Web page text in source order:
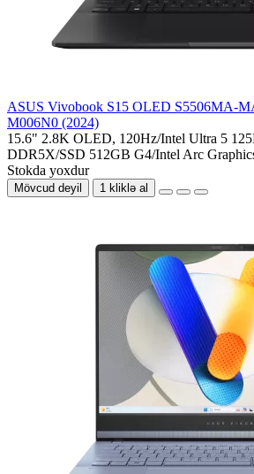
ASUS Vivobook S15 OLED S5506MA-
M006N0 (2024)
15.6" 2.8K OLED, 120Hz/Intel Ultra 5
DDR5X/SSD 512GB G4/Intel Arc
Stokda yoxdur
Mövcud deyil 1 kliklə al